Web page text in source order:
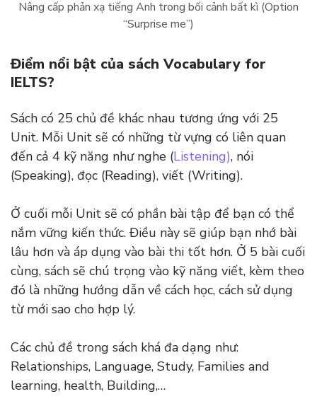
Nâng cấp phản xạ tiếng Anh trong bối cảnh bất kì (Option
“Surprise me”)
Điểm nổi bật của sách Vocabulary for
IELTS?
Sách có 25 chủ đề khác nhau tương ứng với 25
Unit. Mỗi Unit sẽ có những từ vựng có liên quan
đến cả 4 kỹ năng như nghe (Listening), nói
(Speaking), đọc (Reading), viết (Writing).
Ở cuối mỗi Unit sẽ có phần bài tập để bạn có thể
nắm vững kiến thức. Điều này sẽ giúp bạn nhớ bài
lâu hơn và áp dụng vào bài thi tốt hơn. Ở 5 bài cuối
cùng, sách sẽ chú trọng vào kỹ năng viết, kèm theo
đó là những hướng dẫn về cách học, cách sử dụng
từ mới sao cho hợp lý.
Các chủ đề trong sách khá đa dạng như:
Relationships, Language, Study, Families and
learning, health, Building,…